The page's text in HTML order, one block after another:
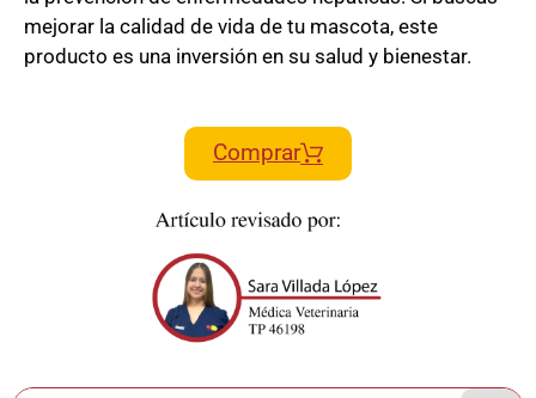
mejorar la calidad de vida de tu mascota, este
producto es una inversión en su salud y bienestar.
Comprar